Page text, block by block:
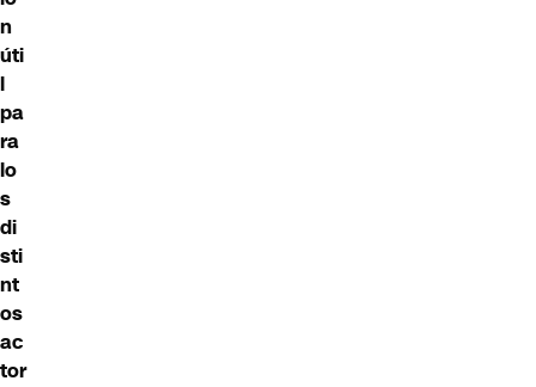
n
úti
l
pa
ra
lo
s
di
sti
nt
os
ac
tor